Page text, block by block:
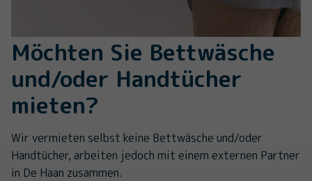
Möchten Sie Bettwäsche
und/oder Handtücher
mieten?
Wir vermieten selbst keine Bettwäsche und/oder
Handtücher, arbeiten jedoch mit einem externen Partner
in De Haan zusammen.